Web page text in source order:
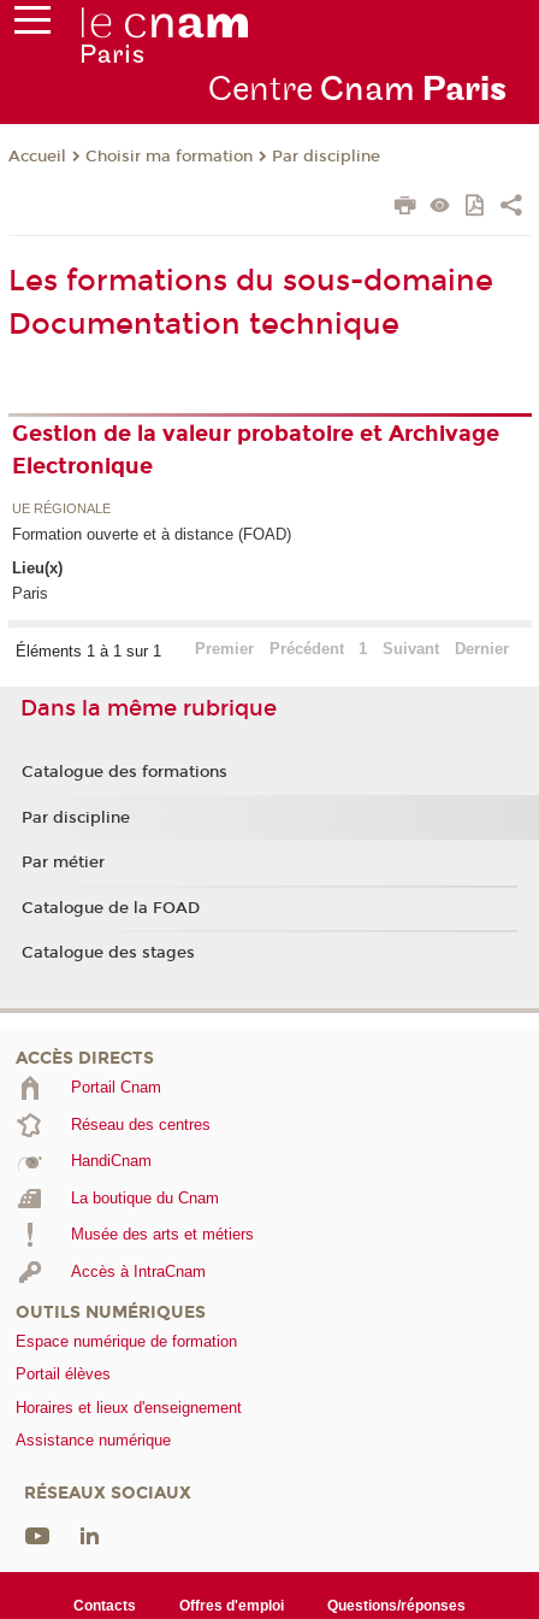
Centre Cnam Paris
Accueil Choisir ma formation Par discipline
Les formations du sous-domaine
Documentation technique
Gestion de la valeur probatoire et Archivage
Electronique
UE RÉGIONALE
Formation ouverte et à distance (FOAD)
Lieu(x)
Paris
Éléments 1 à 1 sur 1 Premier Précédent 1 Suivant Dernier
Dans la même rubrique
Catalogue des formations
Par discipline
Par métier
Catalogue de la FOAD
Catalogue des stages
ACCÈS DIRECTS
Portail Cnam
Réseau des centres
HandiCnam
La boutique du Cnam
Musée des arts et métiers
Accès à IntraCnam
OUTILS NUMÉRIQUES
Espace numérique de formation
Portail élèves
Horaires et lieux d'enseignement
Assistance numérique
RÉSEAUX SOCIAUX
Contacts Offres d'emploi Questions/réponses